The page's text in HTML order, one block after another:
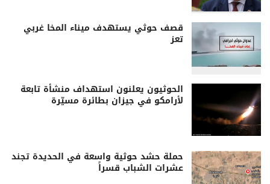
قصف حوثي يستهدف ميناء المخا غربي
تعز
الحوثيون يعلنون استهداف منشأة تابعة
لأرامكو في جيزان بطائرة مسيّرة
حملة حشد حوثية واسعة في الحديدة تجند
عشرات الشباب قسراً